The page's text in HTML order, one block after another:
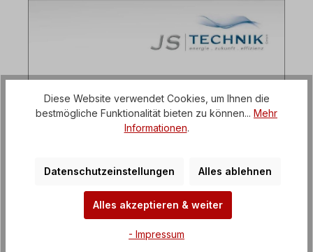
Diese Website verwendet Cookies, um Ihnen die
bestmögliche Funktionalität bieten zu können... Mehr
Informationen.
Datenschutzeinstellungen Alles ablehnen
Alles akzeptieren & weiter
- Impressum